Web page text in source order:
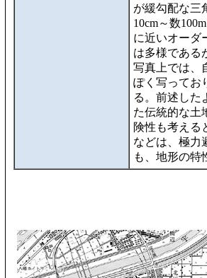
が緩勾配な三
10cm～数
に近いオーダ
は多様である
写真上では、
ぽく写ってお
る。前述した
た伝統的な土
険性も考える
などは、極力
も、地形の特